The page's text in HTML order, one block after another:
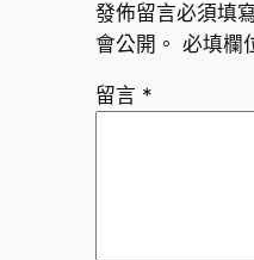
發佈留言必須填
會公開。 必填欄
留言 *